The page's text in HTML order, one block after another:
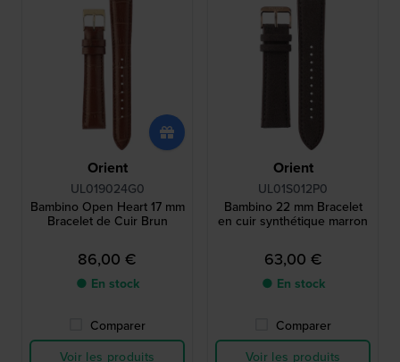
Orient
UL019024G0
Bambino Open Heart 17 mm
Bracelet de Cuir Brun
86,00 €
● En stock
Comparer
Voir les produits
Orient
UL01S012P0
Bambino 22 mm Bracelet
en cuir synthétique marron
63,00 €
● En stock
Comparer
Voir les produits